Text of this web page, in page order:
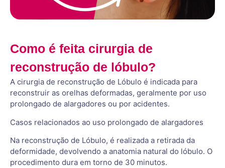
Como é feita cirurgia de
reconstrução de lóbulo?
A cirurgia de reconstrução de Lóbulo é indicada para
reconstruir as orelhas deformadas, geralmente por uso
prolongado de alargadores ou por acidentes.
Casos relacionados ao uso prolongado de alargadores
Na reconstrução de Lóbulo, é realizada a retirada da
deformidade, devolvendo a anatomia natural do lóbulo. O
procedimento dura em torno de 30 minutos.